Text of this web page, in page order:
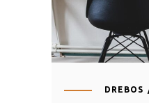
DREBOS